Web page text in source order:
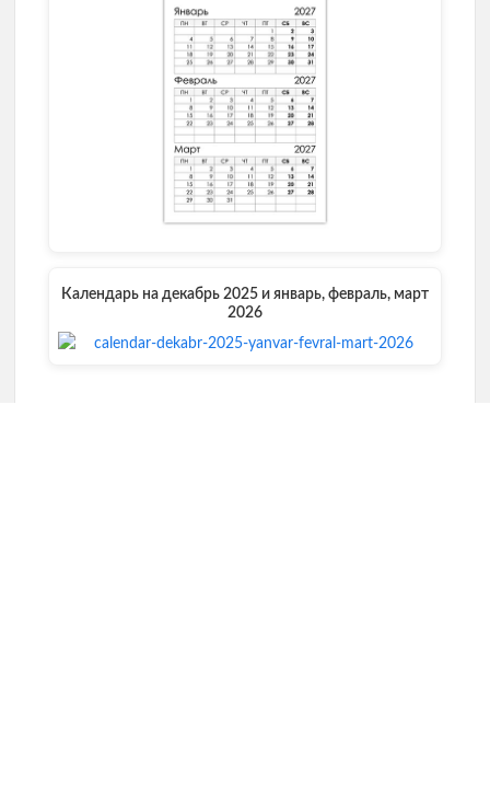
Календарь на декабрь 2025 и январь, февраль, март
2026